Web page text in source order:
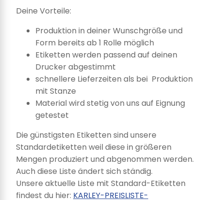
Deine Vorteile:
Produktion in deiner Wunschgröße und
Form bereits ab 1 Rolle möglich
Etiketten werden passend auf deinen
Drucker abgestimmt
schnellere Lieferzeiten als bei Produktion
mit Stanze
Material wird stetig von uns auf Eignung
getestet
Die günstigsten Etiketten sind unsere
Standardetiketten weil diese in größeren
Mengen produziert und abgenommen werden.
Auch diese Liste ändert sich ständig.
Unsere aktuelle Liste mit Standard-Etiketten
findest du hier: KARLEY-PREISLISTE-